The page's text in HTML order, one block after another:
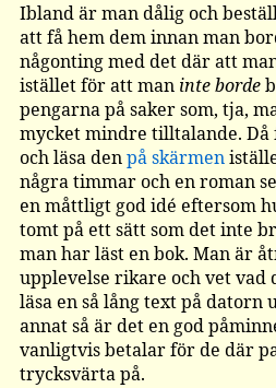
Ibland är man dålig och
att få hem dem innan man
någonting med det där att
istället för att man inte borde
pengarna på saker som, tja,
mycket mindre tilltalande. Då
och läsa denpå skärmen
några timmar och en roman
en måttligt god idé eftersom
tomt på ett sätt som det inte
man har läst en bok. Man är
upplevelse rikare och vet
läsa en så lång text på datorn
annat så är det en god
vanligtvis betalar för de där
trycksvärta på.